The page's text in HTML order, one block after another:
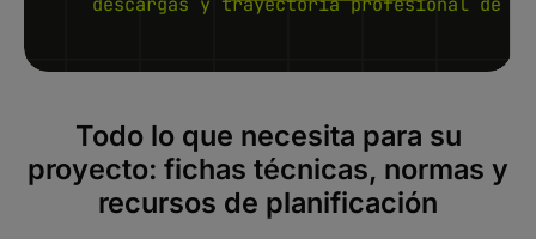
Todo lo que necesita para su
proyecto: fichas técnicas, normas y
recursos de planificación